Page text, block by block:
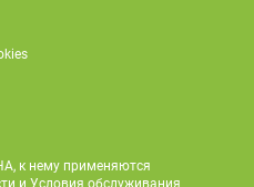
к нему применяются
и Условия обслуживания